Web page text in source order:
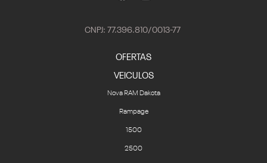
CNPJ: 77.396.810/0013-77
OFERTAS
VEICULOS
Nova RAM Dakota
Rampage
1500
2500